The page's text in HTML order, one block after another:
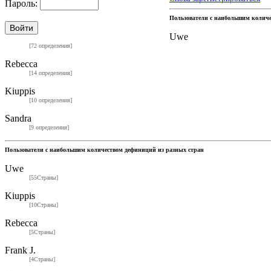
Пароль:
Пользователи с наибольшим
Uwe
[72 определения]
Rebecca
[14 определения]
Kiuppis
[10 определения]
Sandra
[9 определения]
Пользователи с наибольшим количеством дефиниций из разных стран
Uwe
[55Страны]
Kiuppis
[10Страны]
Rebecca
[5Страны]
Frank J.
[4Страны]